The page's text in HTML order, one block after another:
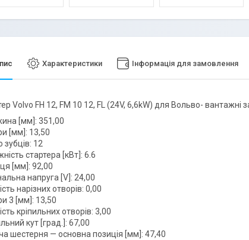
Характеристики Інформація для замовлення
Volvo FH 12, FM 10 12, FL (24V, 6,6kW) для Вольво- вантажні
[мм]: 351,00
[мм]: 13,50
зубців: 12
стартера [кВт]: 6.6
[мм]: 92,00
напруга [V]: 24,00
нарізних отворів: 0,00
3 [мм]: 13,50
кріпильних отворів: 3,00
кут [град.]: 67,00
шестерня — основна позиція [мм]: 47,40